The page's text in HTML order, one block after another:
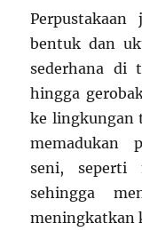
bentuk dan
sederhana di
hingga
ke lingkungan
memadukan
seni, seperti
sehingga
meningkatkan